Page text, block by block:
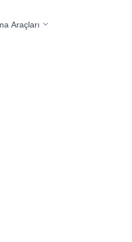
Araçları